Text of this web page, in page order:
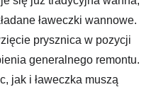
ławeczki wannowe.
prysznica w pozycji
generalnego remontu.
jak i ławeczka muszą